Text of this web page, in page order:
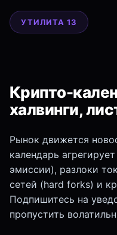
УТИЛИТА 13
Крипто-
халвинги,
Рынок движется
календарь
эмиссии), разлоки
сетей (hard forks) и
Подпишитесь на
пропустить